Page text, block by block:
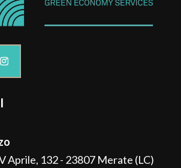
Aprile, 132 - 23807 Merate (LC)